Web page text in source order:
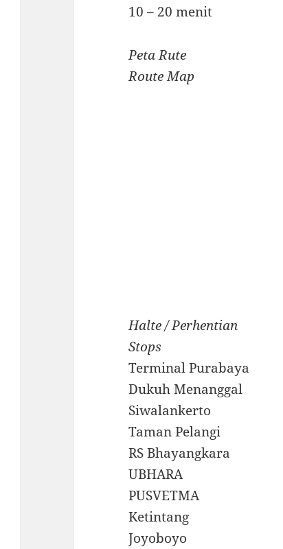
10 – 20 menit
Peta Rute
Route Map
Halte / Perhentian
Stops
Terminal Purabaya
Dukuh Menanggal
Siwalankerto
Taman Pelangi
RS Bhayangkara
UBHARA
PUSVETMA
Ketintang
Joyoboyo